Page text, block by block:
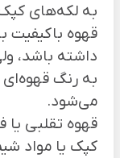
به لکه‌های
قهوه باکیفیت
داشته باشد،
به رنگ قهوه‌ای
می‌شود.
قهوه تقلبی یا
کپک یا مواد